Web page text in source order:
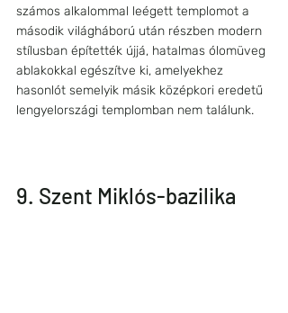
számos alkalommal leégett templomot a
második világháború után részben modern
stílusban építették újjá, hatalmas ólomüveg
ablakokkal egészítve ki, amelyekhez
hasonlót semelyik másik középkori eredetű
lengyelországi templomban nem találunk.
9. Szent Miklós-bazilika